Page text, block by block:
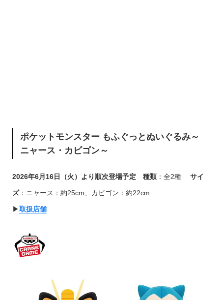
ポケットモンスター もふぐっとぬいぐるみ～
ニャース・カビゴン～
2026年6月16日（火）より順次登場予定 種類：全2種 サイ
ズ：ニャース：約25cm、カビゴン：約22cm
▶︎取扱店舗